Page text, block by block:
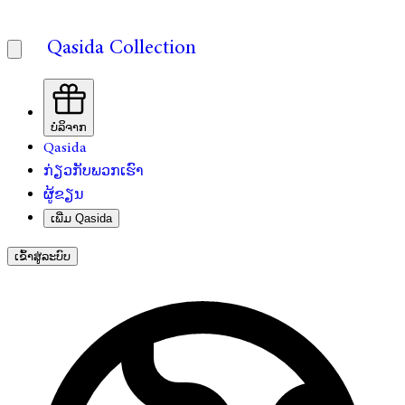
Qasida Collection
ບໍລິຈາກ
Qasida
ກ່ຽວກັບພວກເຮົາ
ຜູ້ຂຽນ
ເພີ່ມ Qasida
ເຂົ້າສູ່ລະບົບ